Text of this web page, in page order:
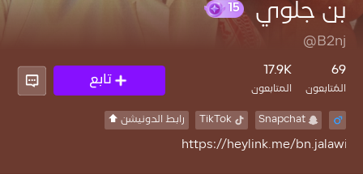
بن جلوي
@B2nj
69
المُتابعون
17.9K
المتابعون
تابع
Snapchat
TikTok رابط الدونيشن ⬆️
https://heylink.me/bn.jalawi